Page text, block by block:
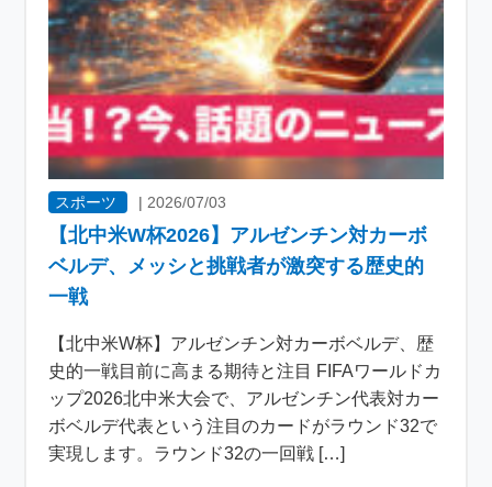
スポーツ | 2026/07/03
【北中米W杯2026】アルゼンチン対カーボ
ベルデ、メッシと挑戦者が激突する歴史的
一戦
【北中米W杯】アルゼンチン対カーボベルデ、歴
史的一戦目前に高まる期待と注目 FIFAワールドカ
ップ2026北中米大会で、アルゼンチン代表対カー
ボベルデ代表という注目のカードがラウンド32で
実現します。ラウンド32の一回戦 […]